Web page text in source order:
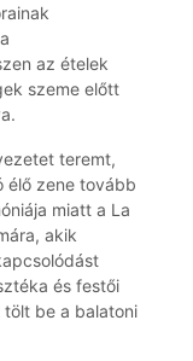
az ételek
szeme előtt
teremt,
élő zene tovább
miatt a La
akik
és festői
be a balatoni